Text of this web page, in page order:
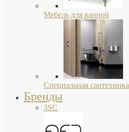
Мебель для ванной
Специальная сантехника
Бренды
3SC